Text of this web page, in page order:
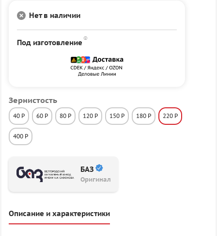
Зернистость
40 P 60 P 80 P 120 P 150 P 180 P 220 P
400 P
БАЗ
Оригинал
Нет в наличии
Под изготовление
Описание и характеристики